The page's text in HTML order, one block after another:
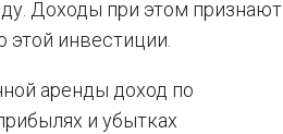
Доходы при этом признают
инвестиции.
аренды доход по
и убытках